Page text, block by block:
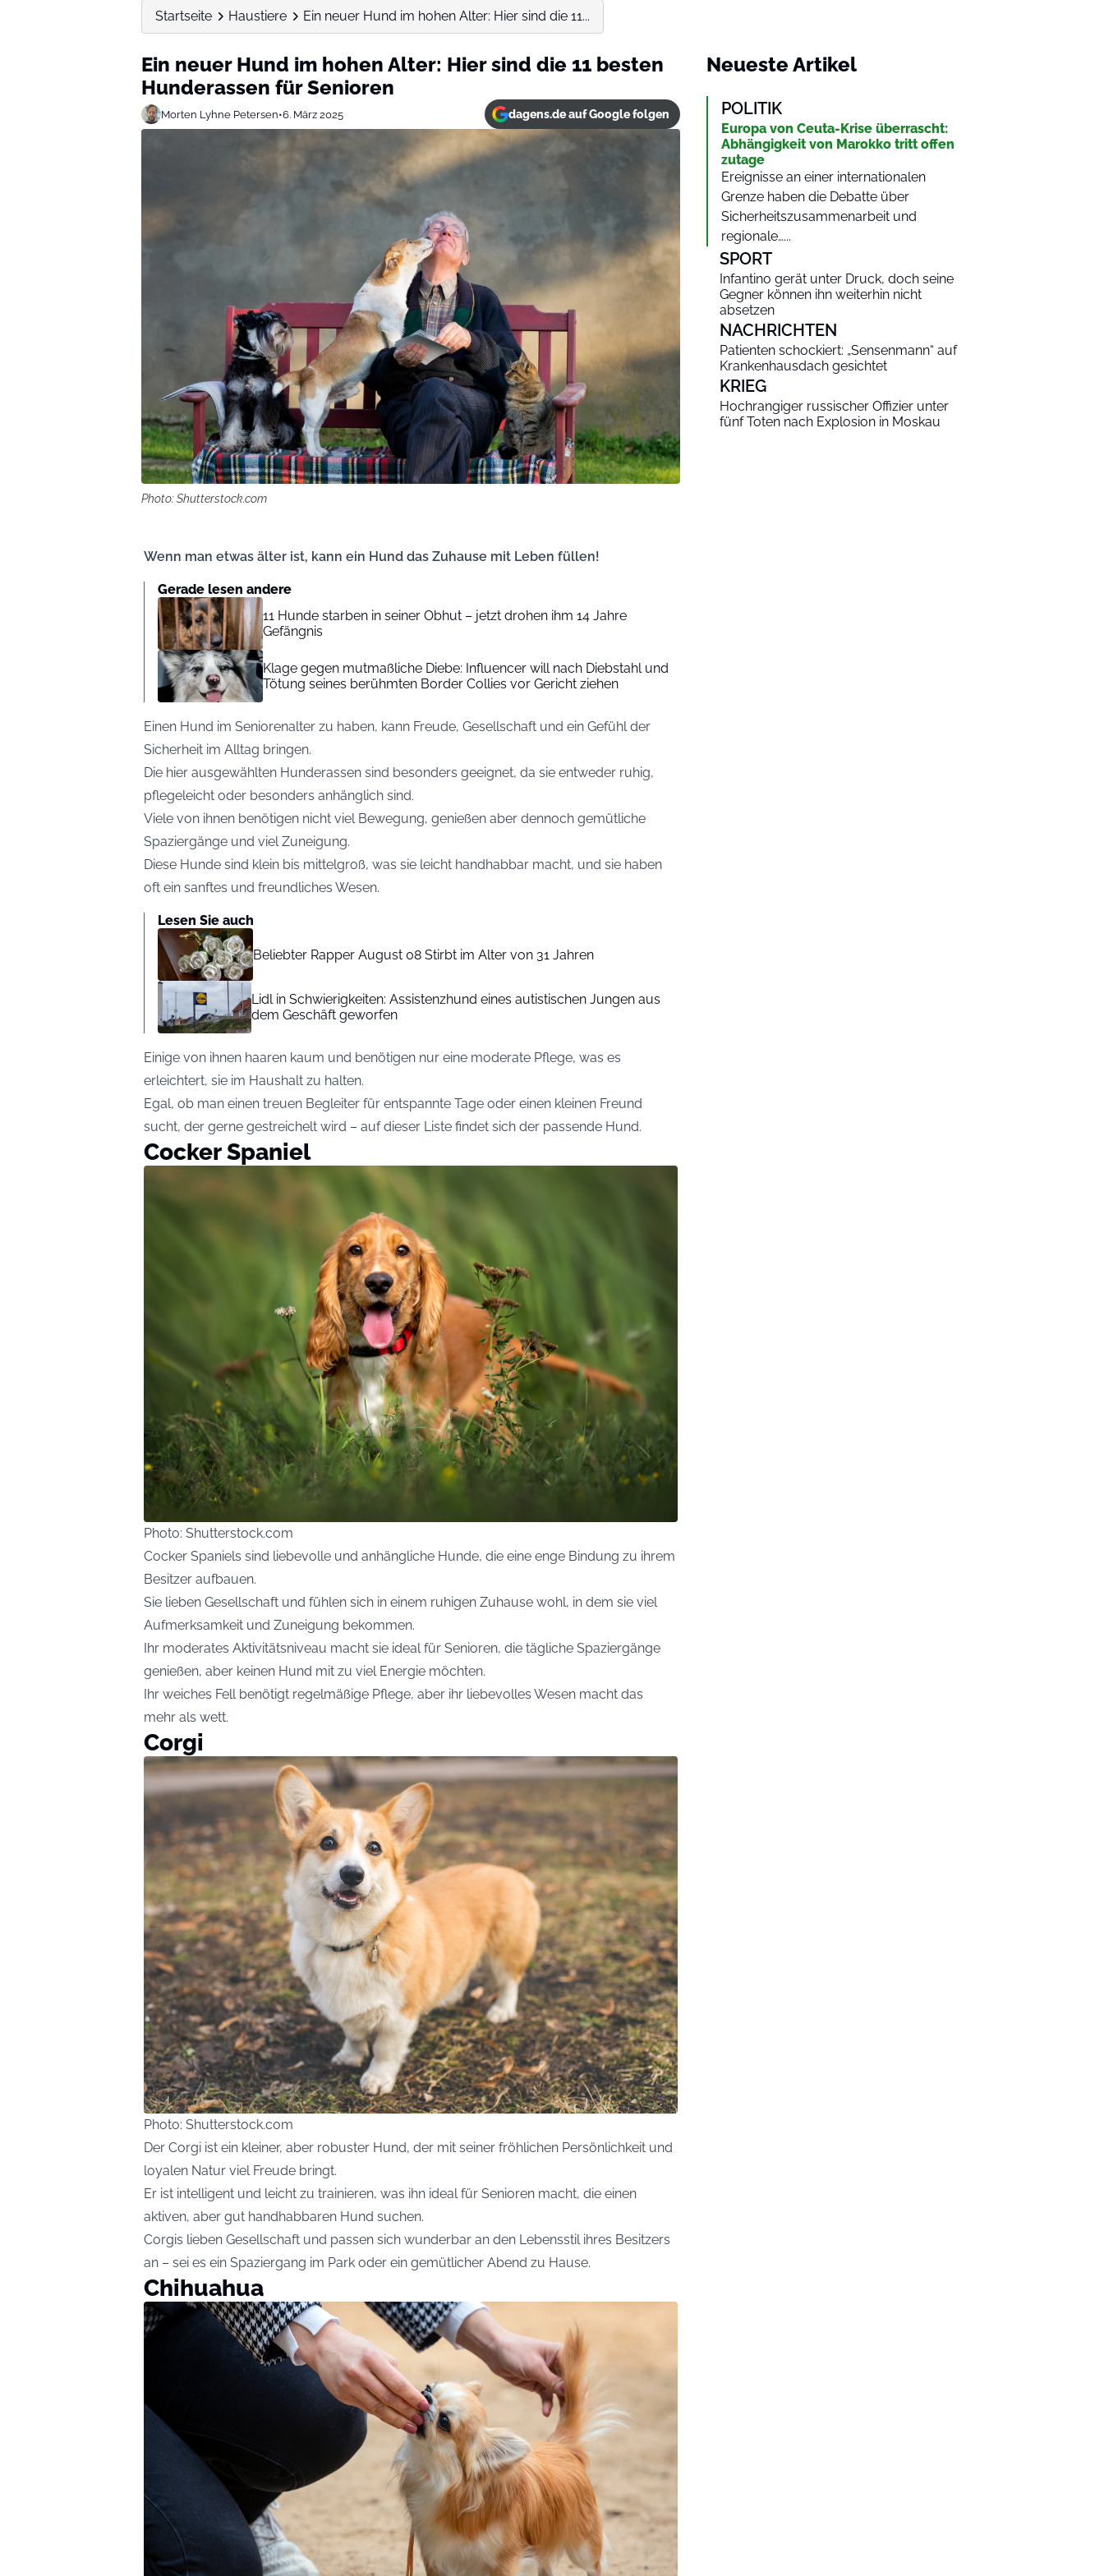
Startseite Haustiere Ein neuer Hund im hohen Alter: Hier sind die 11...
Ein neuer Hund im hohen Alter: Hier sind die 11 besten
Hunderassen für Senioren
Morten Lyhne Petersen•6. März 2025 dagens.de auf Google folgen
Photo: Shutterstock.com
Wenn man etwas älter ist, kann ein Hund das Zuhause mit Leben füllen!
Gerade lesen andere
11 Hunde starben in seiner Obhut – jetzt drohen ihm 14 Jahre
Gefängnis
Klage gegen mutmaßliche Diebe: Influencer will nach Diebstahl und
Tötung seines berühmten Border Collies vor Gericht ziehen
Einen Hund im Seniorenalter zu haben, kann Freude, Gesellschaft und ein Gefühl der
Sicherheit im Alltag bringen.
Die hier ausgewählten Hunderassen sind besonders geeignet, da sie entweder ruhig,
pflegeleicht oder besonders anhänglich sind.
Viele von ihnen benötigen nicht viel Bewegung, genießen aber dennoch gemütliche
Spaziergänge und viel Zuneigung.
Diese Hunde sind klein bis mittelgroß, was sie leicht handhabbar macht, und sie haben
oft ein sanftes und freundliches Wesen.
Lesen Sie auch
Beliebter Rapper August 08 Stirbt im Alter von 31 Jahren
Lidl in Schwierigkeiten: Assistenzhund eines autistischen Jungen aus
dem Geschäft geworfen
Einige von ihnen haaren kaum und benötigen nur eine moderate Pflege, was es
erleichtert, sie im Haushalt zu halten.
Egal, ob man einen treuen Begleiter für entspannte Tage oder einen kleinen Freund
sucht, der gerne gestreichelt wird – auf dieser Liste findet sich der passende Hund.
Cocker Spaniel
Photo: Shutterstock.com
Cocker Spaniels sind liebevolle und anhängliche Hunde, die eine enge Bindung zu ihrem
Besitzer aufbauen.
Sie lieben Gesellschaft und fühlen sich in einem ruhigen Zuhause wohl, in dem sie viel
Aufmerksamkeit und Zuneigung bekommen.
Ihr moderates Aktivitätsniveau macht sie ideal für Senioren, die tägliche Spaziergänge
genießen, aber keinen Hund mit zu viel Energie möchten.
Ihr weiches Fell benötigt regelmäßige Pflege, aber ihr liebevolles Wesen macht das
mehr als wett.
Corgi
Photo: Shutterstock.com
Der Corgi ist ein kleiner, aber robuster Hund, der mit seiner fröhlichen Persönlichkeit und
loyalen Natur viel Freude bringt.
Er ist intelligent und leicht zu trainieren, was ihn ideal für Senioren macht, die einen
aktiven, aber gut handhabbaren Hund suchen.
Corgis lieben Gesellschaft und passen sich wunderbar an den Lebensstil ihres Besitzers
an – sei es ein Spaziergang im Park oder ein gemütlicher Abend zu Hause.
Chihuahua
Neueste Artikel
POLITIK
Europa von Ceuta-Krise überrascht:
Abhängigkeit von Marokko tritt offen
zutage
Ereignisse an einer internationalen
Grenze haben die Debatte über
Sicherheitszusammenarbeit und
regionale…...
SPORT
Infantino gerät unter Druck, doch seine
Gegner können ihn weiterhin nicht
absetzen
NACHRICHTEN
Patienten schockiert: „Sensenmann“ auf
Krankenhausdach gesichtet
KRIEG
Hochrangiger russischer Offizier unter
fünf Toten nach Explosion in Moskau